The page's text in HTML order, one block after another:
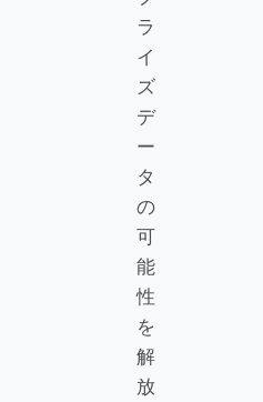
ラ
イ
ズ
デ
ー
タ
の
可
能
性
を
解
放